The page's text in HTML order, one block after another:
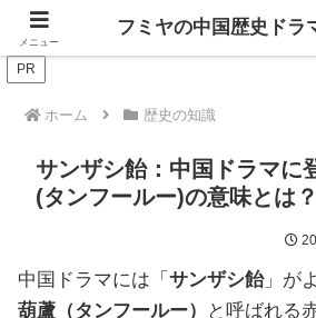
ドラマは歴史を知るともっと
PR
ホーム 歴史の知識
サンザシ飴：中国ドラマに
(タンフールー)の意味とは？
中国ドラマには「 サンザシ飴」が
葫蘆（タンフールー）
と呼ばれる
メニュー
フミヤの中国歴史ドラ